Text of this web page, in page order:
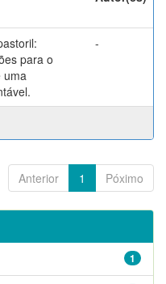
para o
uma
-
Anterior 1 Póximo
1